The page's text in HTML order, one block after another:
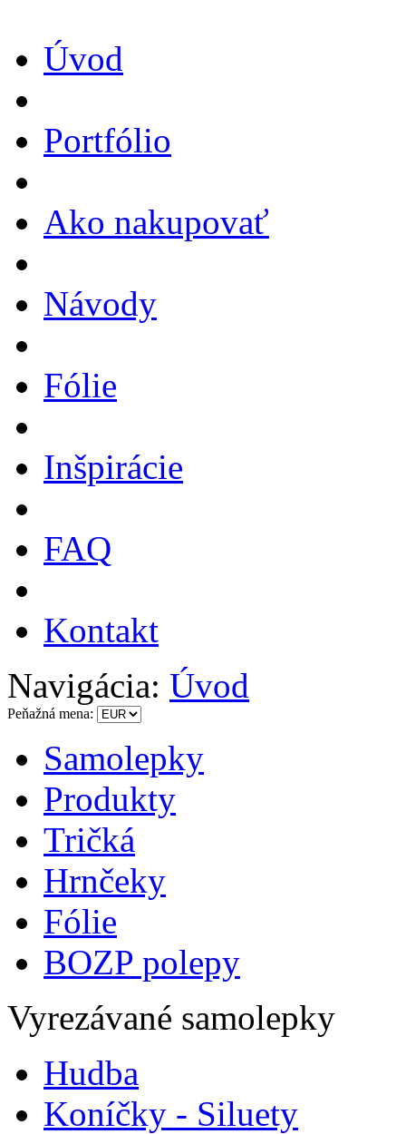
Úvod
Portfólio
Ako nakupovať
Návody
Fólie
Inšpirácie
FAQ
Kontakt
Navigácia: Úvod
Peňažná mena:
Samolepky
Produkty
Tričká
Hrnčeky
Fólie
BOZP polepy
Vyrezávané samolepky
Hudba
Koníčky - Siluety